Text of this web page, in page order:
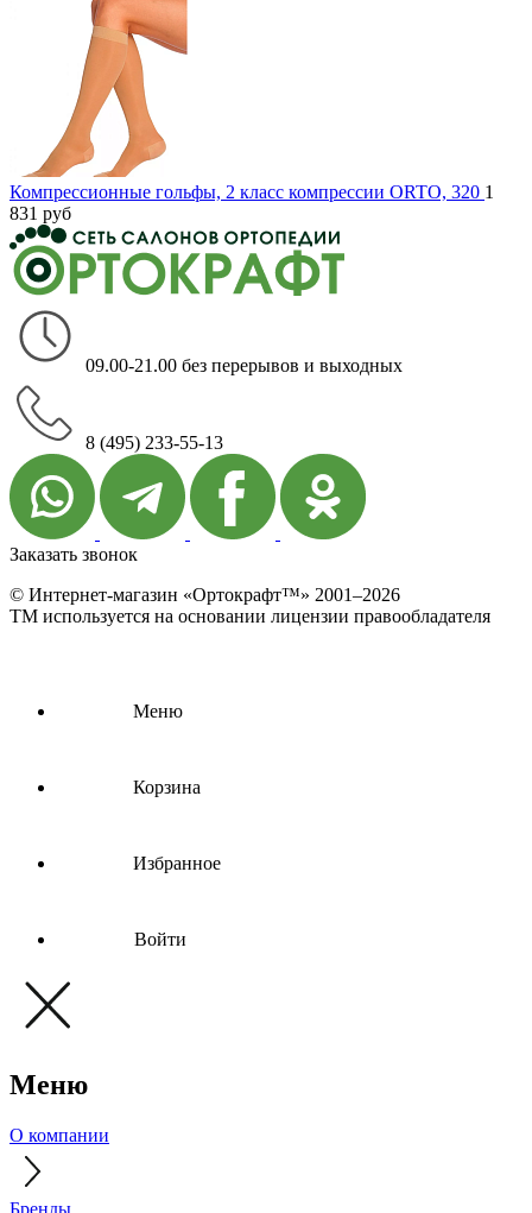
Компрессионные гольфы, 2 класс компрессии ORTO, 320 1
831 руб
09.00-21.00 без перерывов и выходных
8 (495) 233-55-13
Заказать звонок
© Интернет-магазин «Ортокрафт™» 2001–2026
ТМ используется на основании лицензии правообладателя
Меню
Корзина
Избранное
Войти
Меню
О компании
Бренды